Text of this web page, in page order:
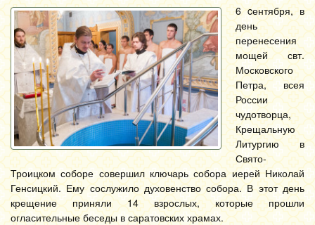
6 cентября, в
день
перенесения
мощей свт.
Московского
Петра, всея
России
чудотворца,
Крещальную
Литургию в
Свято-
Троицком соборе совершил ключарь собора иерей Николай
Генсицкий.Ему сослужило духовенство собора. В этот день
крещение приняли 14 взрослых, которые прошли
огласительные беседы в саратовских храмах.